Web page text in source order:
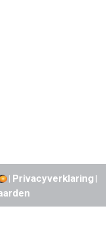
| Privacyverklaring|